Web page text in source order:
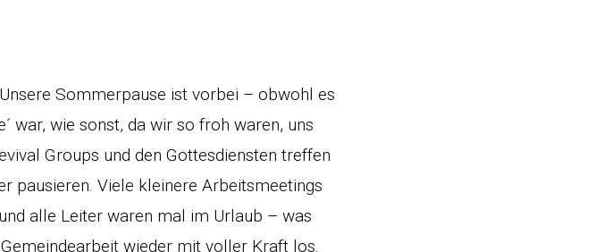
Sommerpause ist vorbei – obwohl es
war, wie sonst, da wir so froh waren, uns
Groups und den Gottesdiensten treffen
pausieren. Viele kleinere Arbeitsmeetings
alle Leiter waren mal im Urlaub – was
wieder mit voller Kraft los.